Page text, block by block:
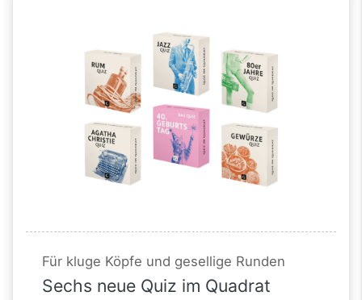
Für kluge Köpfe und gesellige Runden
Sechs neue Quiz im Quadrat